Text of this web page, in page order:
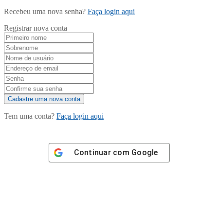
Recebeu uma nova senha? Faça login aqui
Registrar nova conta
Tem uma conta? Faça login aqui
Continuar com Google